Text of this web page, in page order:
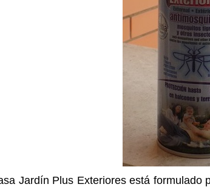
Jardín Plus Exteriores está formulado